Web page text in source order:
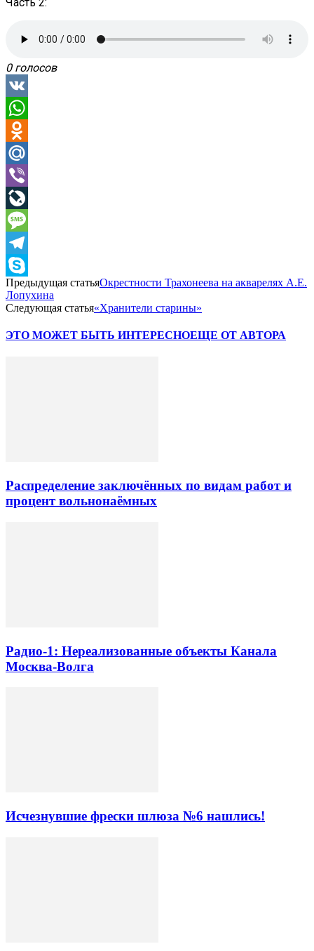
0 голосов
VK
WhatsApp
Odnoklassniki
Mail.Ru
Viber
LiveJournal
Message
Telegram
Skype
Предыдущая статьяОкрестности Трахонеева на акварелях А.Е.
Лопухина
Следующая статья«Хранители старины»
ЭТО МОЖЕТ БЫТЬ ИНТЕРЕСНОЕЩЕ ОТ АВТОРА
Распределение заключённых по видам работ и
процент вольнонаёмных
Радио-1: Нереализованные объекты Канала
Москва-Волга
Исчезнувшие фрески шлюза №6 нашлись!